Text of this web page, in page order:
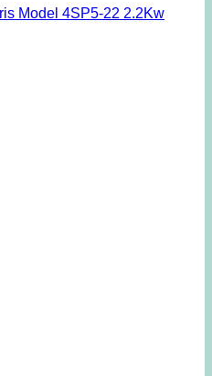
Model 4SP5-22 2.2Kw